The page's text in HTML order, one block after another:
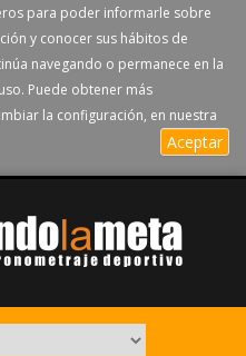
para poder informarle sobre
y conocer sus hábitos de
navegando o permanece en la
Puede obtener más
la configuración, en nuestra
Aceptar